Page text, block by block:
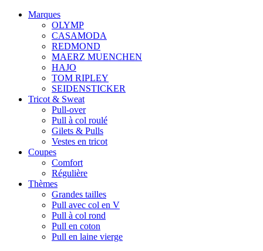
Marques
OLYMP
CASAMODA
REDMOND
MAERZ MUENCHEN
HAJO
TOM RIPLEY
SEIDENSTICKER
Tricot & Sweat
Pull-over
Pull à col roulé
Gilets & Pulls
Vestes en tricot
Coupes
Comfort
Régulière
Thèmes
Grandes tailles
Pull avec col en V
Pull à col rond
Pull en coton
Pull en laine vierge